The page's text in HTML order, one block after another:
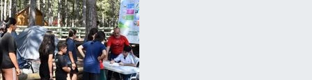
Süper Lig Puan Durumu ve Fikstür
Tüm Manşetler